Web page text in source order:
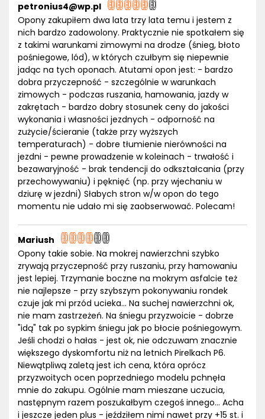
petronius4@wp.pl
Opony zakupiłem dwa lata trzy lata temu i jestem z
nich bardzo zadowolony. Praktycznie nie spotkałem się
z takimi warunkami zimowymi na drodze (śnieg, błoto
pośniegowe, lód), w których czułbym się niepewnie
jadąc na tych oponach. Atutami opon jest: - bardzo
dobra przyczepność - szczególnie w warunkach
zimowych - podczas ruszania, hamowania, jazdy w
zakrętach - bardzo dobry stosunek ceny do jakości
wykonania i własności jezdnych - odporność na
zużycie/ścieranie (także przy wyższych
temperaturach) - dobre tłumienie nierówności na
jezdni - pewne prowadzenie w koleinach - trwałość i
bezawaryjność - brak tendencji do odkształcania (przy
przechowywaniu) i pęknięć (np. przy wjechaniu w
dziurę w jezdni) Słabych stron w/w opon do tego
momentu nie udało mi się zaobserwować. Polecam!
Mariush
Opony takie sobie. Na mokrej nawierzchni szybko
zrywają przyczepność przy ruszaniu, przy hamowaniu
jest lepiej. Trzymanie boczne na mokrym asfalcie też
nie najlepsze - przy szybszym pokonywaniu rondek
czuje jak mi przód ucieka... Na suchej nawierzchni ok,
nie mam zastrzeżeń. Na śniegu przyzwoicie - dobrze
"idą" tak po sypkim śniegu jak po błocie pośniegowym.
Jeśli chodzi o hałas - jest ok, nie odczuwam znacznie
większego dyskomfortu niż na letnich Pirelkach P6.
Niewątpliwą zaletą jest ich cena, która oprócz
przyzwoitych ocen poprzedniego modelu pchnęła
mnie do zakupu. Ogólnie mam mieszane uczucia,
następnym razem poszukałbym czegoś innego... Acha
i jeszcze jeden plus - jeździłem nimi nawet przy +15 st. i